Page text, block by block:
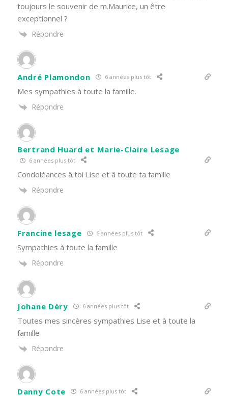
toujours le souvenir de m.Maurice, un être
exceptionnel ?
Répondre
André Plamondon 6 années plus tôt
Mes sympathies à toute la famille.
Répondre
Bertrand Huard et Marie-Claire Lesage
6 années plus tôt
Condoléances â toi Lise et â toute ta famille
Répondre
Francine lesage 6 années plus tôt
Sympathies à toute la famille
Répondre
Johane Déry 6 années plus tôt
Toutes mes sincères sympathies Lise et à toute la
famille
Répondre
Danny Cote 6 années plus tôt